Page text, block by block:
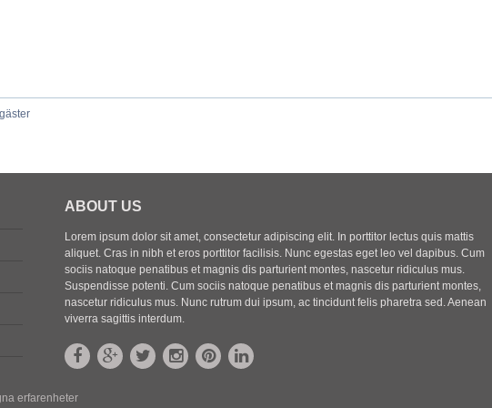
ABOUT US
Lorem ipsum dolor sit amet, consectetur adipiscing elit. In porttitor lectus quis mattis
aliquet. Cras in nibh et eros porttitor facilisis. Nunc egestas eget leo vel dapibus. Cum
sociis natoque penatibus et magnis dis parturient montes, nascetur ridiculus mus.
Suspendisse potenti. Cum sociis natoque penatibus et magnis dis parturient montes,
nascetur ridiculus mus. Nunc rutrum dui ipsum, ac tincidunt felis pharetra sed. Aenean
viverra sagittis interdum.
erfarenheter